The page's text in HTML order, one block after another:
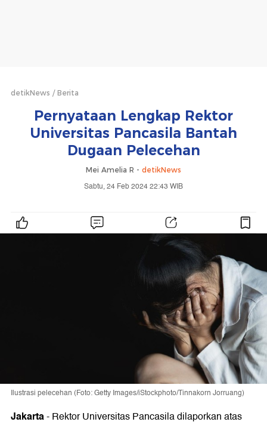
detikNews Berita
Pernyataan Lengkap Rektor
Universitas Pancasila Bantah
Dugaan Pelecehan
Mei Amelia R - detikNews
Sabtu, 24 Feb 2024 22:43 WIB
Ilustrasi pelecehan (Foto: Getty Images/iStockphoto/Tinnakorn Jorruang)
Jakarta-Rektor Universitas Pancasila dilaporkan atas